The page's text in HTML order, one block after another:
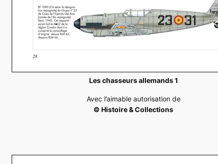
Les chasseurs allemands 1
Avec l’aimable autorisation de
© Histoire & Collections